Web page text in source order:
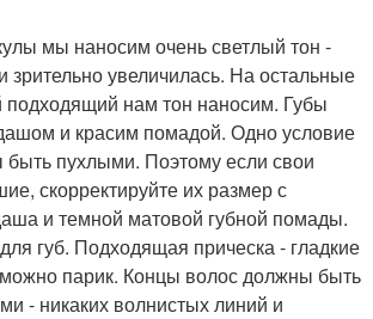
мы наносим очень светлый тон -
зрительно увеличилась. На остальные
подходящий нам тон наносим. Губы
и красим помадой. Одно условие
пухлыми. Поэтому если свои
скорректируйте их размер с
и темной матовой губной помады.
губ. Подходящая прическа - гладкие
парик. Концы волос должны быть
- никаких волнистых линий и